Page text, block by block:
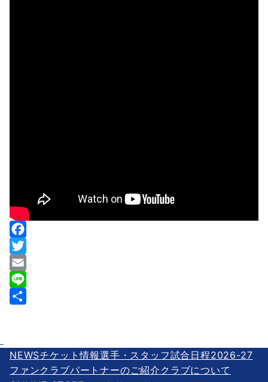
F
a
c
e
o
k
T
w
e
r
E
m
l
L
e
NEWSチケット情報選手・スタッフ試合日程2026-27
ファンクラブパートナーのご紹介 クラブについて